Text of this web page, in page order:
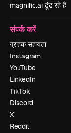
magnific.ai ढूंढ रहे हैं
संपर्क करें
ग्राहक सहायता
Instagram
YouTube
LinkedIn
TikTok
Discord
X
Reddit